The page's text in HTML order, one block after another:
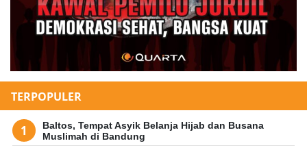
TERPOPULER
Baltos, Tempat Asyik Belanja Hijab dan Busana
Muslimah di Bandung